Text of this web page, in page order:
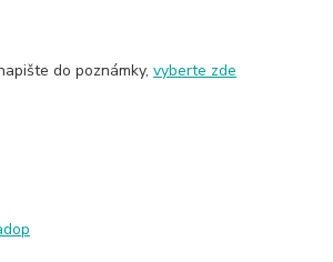
do poznámky,vyberte zde